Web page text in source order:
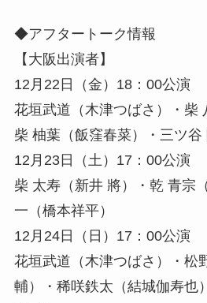
◆アフタートーク情報
【大阪出演者】
12月22日（金）18：00公演
花垣武道（木津つばさ）・柴
柴 柚葉（飯窪春菜）・三ツ谷
12月23日（土）17：00公演
柴 太寿（新井 將）・乾 青宗
一（橋本祥平）
12月24日（日）17：00公演
花垣武道（木津つばさ）・松
輔）・稀咲鉄太（結城伽寿也